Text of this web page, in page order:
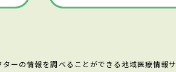
ーの情報を調べることができる地域医療情報サ